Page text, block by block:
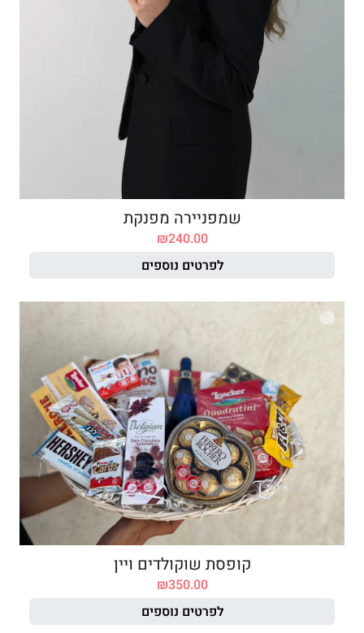
שמפניירה מפנקת
₪240.00
לפרטים נוספים
קופסת שוקולדים ויין
₪350.00
לפרטים נוספים